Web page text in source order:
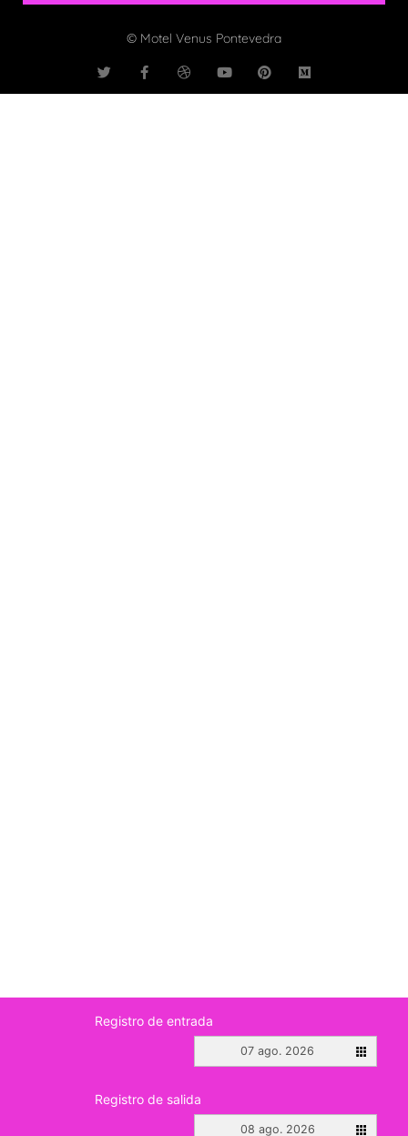
© Motel Venus Pontevedra
Registro de entrada
07 ago. 2026
Registro de salida
08 ago. 2026